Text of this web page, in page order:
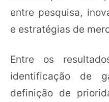
entre pesquisa,
e estratégias de
Entre os
identificação de
definição de